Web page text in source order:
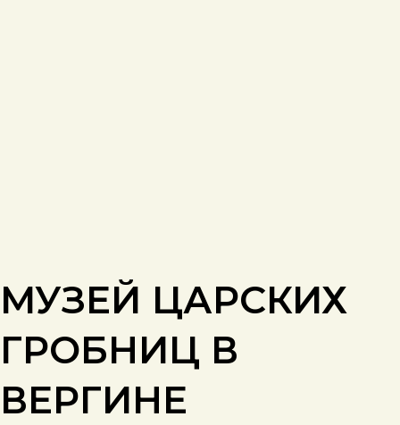
МУЗЕЙ ЦАРСКИХ
ГРОБНИЦ В
ВЕРГИНЕ